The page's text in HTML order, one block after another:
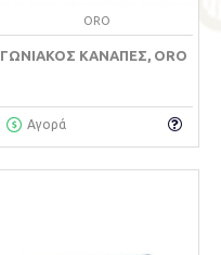
ORO
ΓΩΝΙΑΚΌΣ ΚΑΝΑΠΈΣ, ORO
Αγορά